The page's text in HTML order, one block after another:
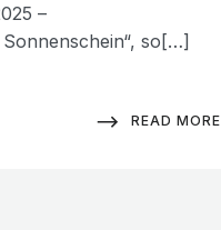
–
so[…]
READ MORE